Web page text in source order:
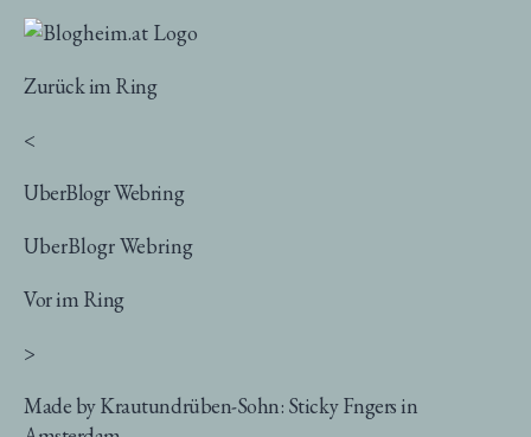
Zurück im Ring
<
UberBlogr Webring
UberBlogr Webring
Vor im Ring
>
Made by Krautundrüben-Sohn: Sticky Fngers in